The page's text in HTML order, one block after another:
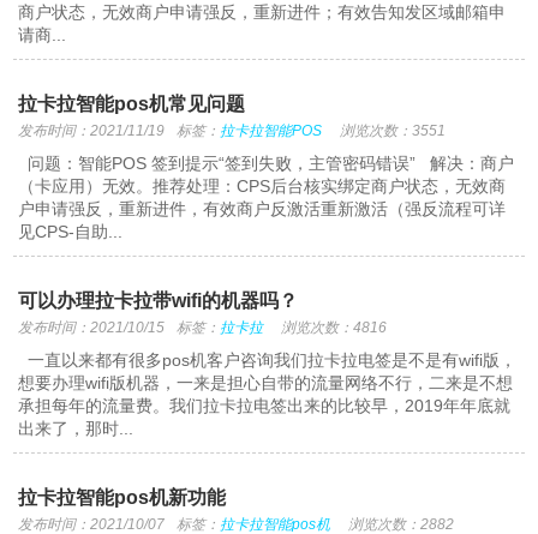
商户状态，无效商户申请强反，重新进件；有效告知发区域邮箱申
请商...
拉卡拉智能pos机常见问题
发布时间：2021/11/19 标签： 拉卡拉智能POS 浏览次数：3551
问题：智能POS 签到提示“签到失败，主管密码错误” 解决：商户
（卡应用）无效。推荐处理：CPS后台核实绑定商户状态，无效商
户申请强反，重新进件，有效商户反激活重新激活（强反流程可详
见CPS-自助...
可以办理拉卡拉带wifi的机器吗？
发布时间：2021/10/15 标签： 拉卡拉 浏览次数：4816
一直以来都有很多pos机客户咨询我们拉卡拉电签是不是有wifi版，
想要办理wifi版机器，一来是担心自带的流量网络不行，二来是不想
承担每年的流量费。我们拉卡拉电签出来的比较早，2019年年底就
出来了，那时...
拉卡拉智能pos机新功能
发布时间：2021/10/07 标签： 拉卡拉智能pos机 浏览次数：2882